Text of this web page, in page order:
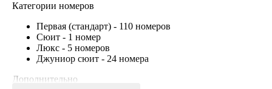
Категории номеров
Первая (стандарт) - 110 номеров
Сюит - 1 номер
Люкс - 5 номеров
Джуниор сюит - 24 номера
Дополнительно